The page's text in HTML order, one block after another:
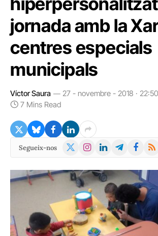
jornada amb la
centres especials
municipals
Víctor Saura
27 - novembre - 2018 · 22:50
7 Mins Read
Segueix-nos
X
Instagram
LinkedInTelegramFacebook
RSS